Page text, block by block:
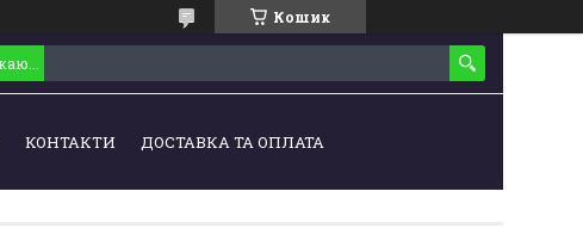
Кошик
КОНТАКТИ ДОСТАВКА ТА ОПЛАТА